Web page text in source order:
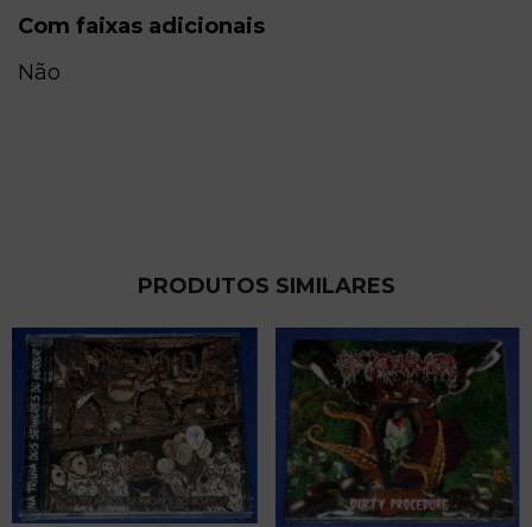
Com faixas adicionais
Não
PRODUTOS SIMILARES